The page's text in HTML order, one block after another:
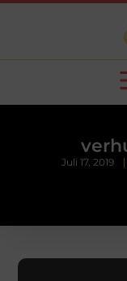
Juli 17, 2019